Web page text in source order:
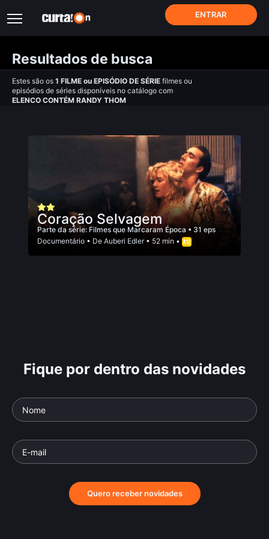
ENTRAR
Resultados de busca
Estes são os 1 FILME ou EPISÓDIO DE SÉRIE filmes ou
episódios de séries disponíveis no catálogo com
ELENCO CONTÉM RANDY THOM
Coração Selvagem
Parte da série: Filmes que Marcaram Época • 31 eps
Documentário • De Auberi Edler• 52 min •
Fique por dentro das novidades
Quero receber novidades